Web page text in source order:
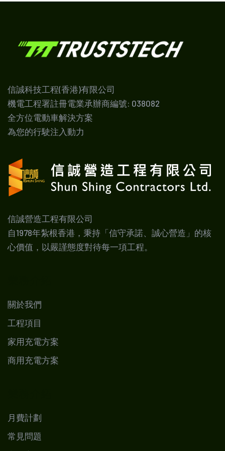
信誠科技工程(香港)有限公司
機電工程署註冊電業承辦商編號: 038082
全方位電動車解決方案
為您的行駛注入動力
信誠營造工程有限公司
自1978年紮根香港，秉持「信守承諾、誠心營造」的核
心價值，以嚴謹態度對待每一項工程。
關於我們
工程項目
家用充電方案
商用充電方案
月費計劃
常見問題